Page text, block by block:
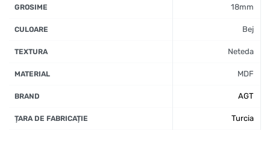
GROSIME 18mm
CULOARE Bej
TEXTURA Neteda
MATERIAL MDF
BRAND AGT
ȚARA DE FABRICAȚIE Turcia